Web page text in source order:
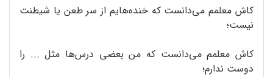
کاش معلمم می‌دانست که خنده‌هایم از سر طعن یا شیطنت
نیست؛
کاش معلمم می‌دانست که من بعضی درس‌ها مثل ... را
دوست ندارم؛